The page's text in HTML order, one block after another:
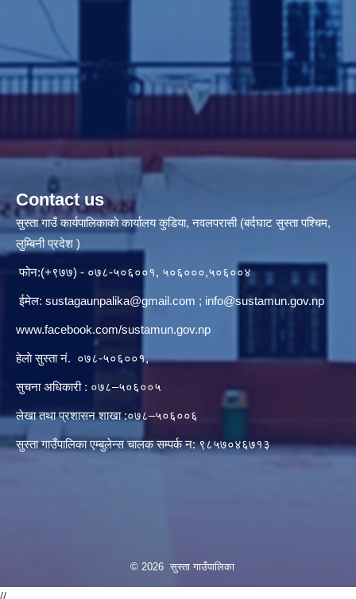
Contact us
सुस्ता गाउँ कार्यपालिकाकाे कार्यालय कुडिया, नवलपरासी (बर्दघाट सुस्ता पश्चिम,
लुम्बिनी प्रदेश )
फोन:(+९७७) - ०७८-५०६००१, ५०६०००,५०६००४
ईमेल: sustagaunpalika@gmail.com ; info@sustamun.gov.np
www.facebook.com/sustamun.gov.np
हेलाे सुस्ता नं. ०७८-५०६००१,
सुचना अधिकारी : ०७८–५०६००५
लेखा तथा प्रशासन शाखा :०७८–५०६००६
सुस्ता गाउँपालिका एम्बुलेन्स चालक सम्पर्क न‌‍: ९८५७०४६७१३
© 2026 सुस्ता गाउँपालिका
//